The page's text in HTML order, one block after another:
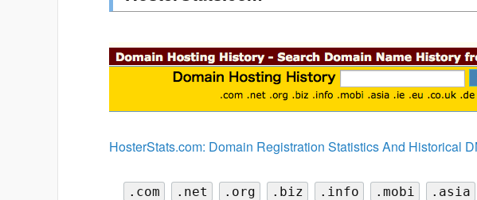
HosterStats.com: Domain Registration Statistics And Historical
.com .net .org .biz .info .mobi .asia